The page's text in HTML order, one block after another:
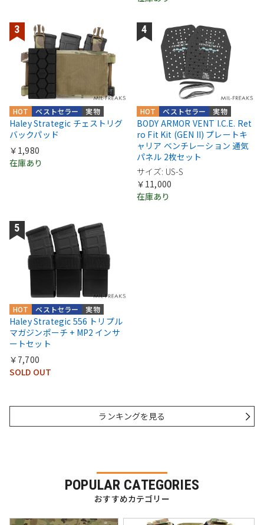
実物
ベストセラー
HOT
Haley Strategic チェストリグ
バックパッド
￥1,980
在庫あり
実物
ベストセラー
HOT
BODY ARMOR VENT I.C.E. Ret
ro Fit Kit (GEN II) プレートキ
ャリア ベンチレーション 通気
パネル 2枚セット
サイズ: US-S
￥11,000
在庫あり
実物
ベストセラー
HOT
Haley Strategic 556 トリプル
マガジンポーチ + MP2 インサ
ートセット
￥7,700
SOLD OUT
ランキングを見る
POPULAR CATEGORIES
おすすめカテゴリー